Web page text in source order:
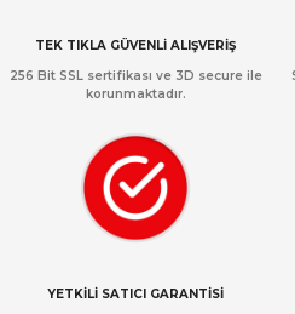
TEK TIKLA GÜVENLİ ALIŞVERİŞ
256 Bit SSL sertifikası ve 3D secure ile
korunmaktadır.
YETKİLİ SATICI GARANTİSİ